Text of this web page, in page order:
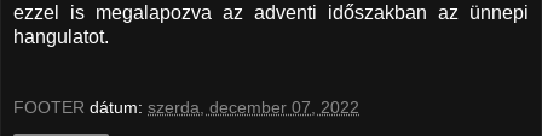
ezzel is megalapozva az adventi időszakban az ünnepi
hangulatot.
FOOTER dátum: szerda, december 07, 2022